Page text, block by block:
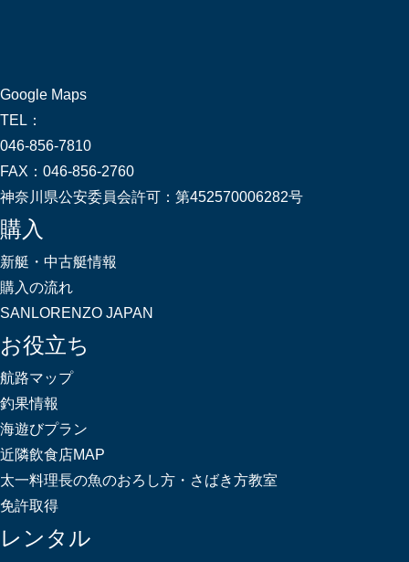
Google Maps
TEL：
046-856-7810
FAX： 046-856-2760
神奈川県公安委員会許可： 第452570006282号
購入
新艇・中古艇情報
購入の流れ
SANLORENZO JAPAN
お役立ち
航路マップ
釣果情報
海遊びプラン
近隣飲食店MAP
太一料理長の魚のおろし方・さばき方教室
免許取得
レンタル